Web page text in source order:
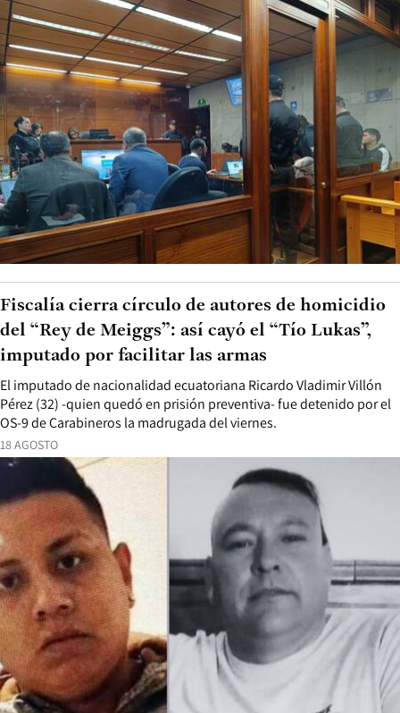
18 AGOSTO
El imputado de nacionalidad ecuatoriana Ricardo Vladimir Villón
Pérez (32) -quien quedó en prisión preventiva- fue detenido por el
OS-9 de Carabineros la madrugada del viernes.
Fiscalía cierra círculo de autores de homicidio
del “Rey de Meiggs”: así cayó el “Tío Lukas”,
imputado por facilitar las armas